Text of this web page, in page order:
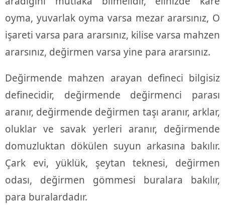
oyma, yuvarlak oyma varsa mezar ararsınız, O
işareti varsa para ararsınız, kilise varsa mahzen
ararsınız, değirmen varsa yine para ararsınız.
Değirmende mahzen arayan defineci bilgisiz
definecidir, değirmende değirmenci parası
aranır, değirmende değirmen taşı aranır, arklar,
oluklar ve savak yerleri aranır, değirmende
domuzluktan dökülen suyun arkasına bakılır.
Çark evi, yüklük, şeytan teknesi, değirmen
odası, değirmen gömmesi buralara bakılır,
para buralardadır.